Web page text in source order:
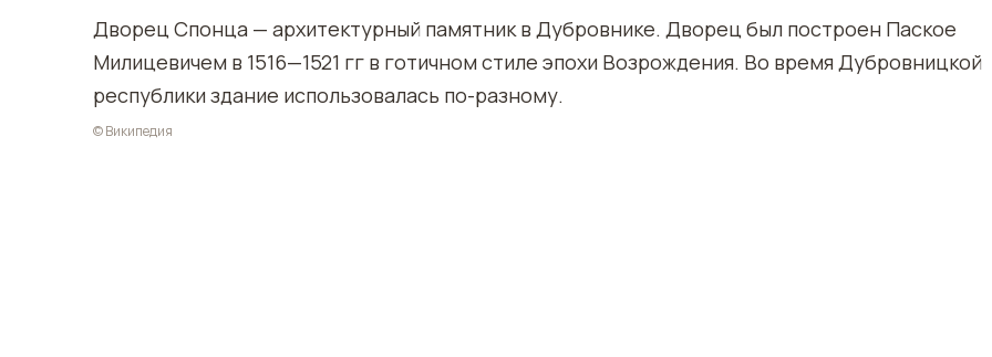
Дворец Спонца — архитектурный памятник в Дубровнике. Дворец был построен Паское
Милицевичем в 1516—1521 гг в готичном стиле эпохи Возрождения. Во время Дубровницкой
республики здание использовалась по-разному.
© Википедия